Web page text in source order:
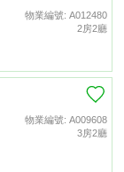
物業編號: A012480
2房2廳
物業編號: A009608
3房2廳